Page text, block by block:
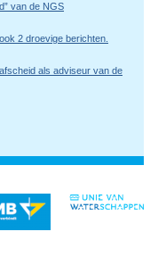
van de NGS
2 droevige berichten.
als adviseur van de